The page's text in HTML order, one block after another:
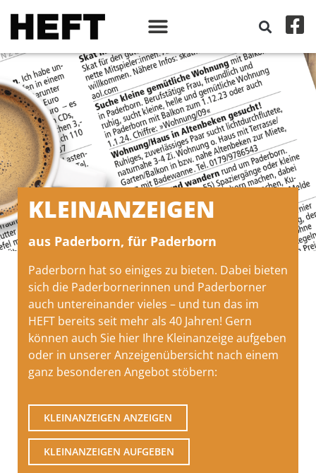
KLEINANZEIGEN
aus Paderborn, für Paderborn
Paderborn hat so einiges zu bieten. Dabei bieten
sich die Paderbornerinnen und Paderborner
auch untereinander vieles – und tun das im
HEFT bereits seit mehr als 40 Jahren! Gern
können auch Sie hier Ihre Kleinanzeige aufgeben
oder in unserer Anzeigenübersicht nach einem
ganz besonderen Angebot stöbern:
KLEINANZEIGEN ANZEIGEN
KLEINANZEIGEN AUFGEBEN